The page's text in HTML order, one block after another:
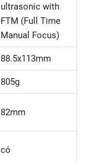
ultrasonic with
FTM (Full Time
Manual Focus)
88.5x113mm
805g
82mm
có